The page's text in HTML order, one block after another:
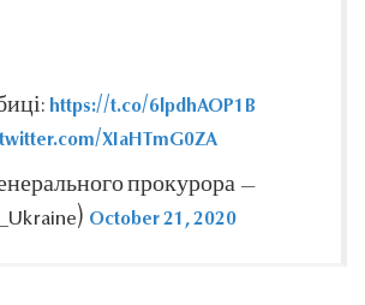
https://t.co/6lpdhAOP1B
XIaHTmG0ZA
прокурора
October 21, 2020